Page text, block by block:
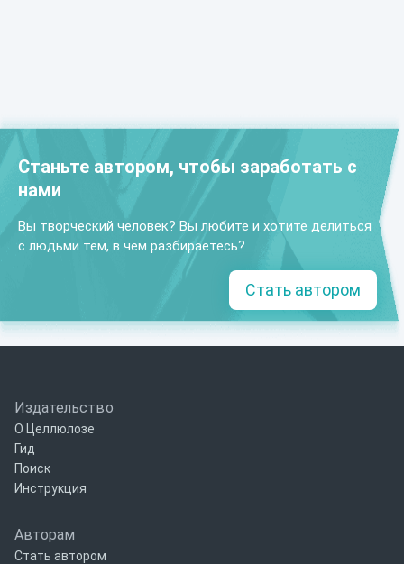
Станьте автором, чтобы заработать с
нами
Вы творческий человек? Вы любите и хотите делиться
с людьми тем, в чем разбираетесь?
Стать автором
Издательство
О Целлюлозе
Гид
Поиск
Инструкция
Авторам
Стать автором